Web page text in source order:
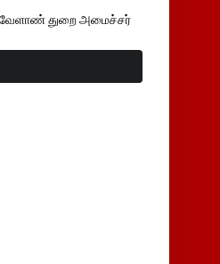
அமைச்சர் வினோத் வாசித்து